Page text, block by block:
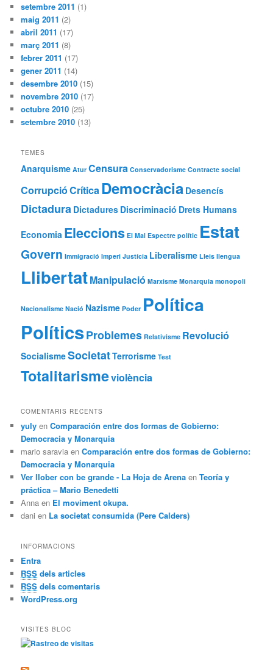
setembre 2011 (1)
maig 2011 (2)
abril 2011 (17)
març 2011 (8)
febrer 2011 (17)
gener 2011 (14)
desembre 2010 (15)
novembre 2010 (17)
octubre 2010 (25)
setembre 2010 (13)
TEMES
Anarquisme Atur Censura Conservadorisme Contracte social
CorrupcióCríticaDemocràcia Desencís
Dictadura Dictadures Discriminació Drets Humans
Economia Eleccions El Mal Espectre polític Estat
Govern Immigració Imperi Justícia Liberalisme Lleis llengua
LlibertatManipulació Marxisme Monarquia monopoli
Nacionalisme Nació Nazisme Poder Política
PolíticsProblemes Relativisme Revolució
SocialismeSocietatTerrorisme Test
Totalitarismeviolència
COMENTARIS RECENTS
yuly enComparación entre dos formas de Gobierno:
Democracia y Monarquia
mario saravia enComparación entre dos formas de Gobierno:
Democracia y Monarquia
Ver llober con be grande - La Hoja de Arena enTeoría y
práctica – Mario Benedetti
Anna en El moviment okupa.
dani en La societat consumida (Pere Calders)
INFORMACIONS
Entra
RSS dels articles
RSS dels comentaris
WordPress.org
VISITES BLOC